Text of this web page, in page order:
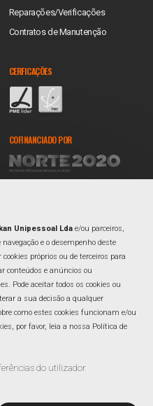
Reparações/Verificações
Contratos de Manutenção
CERFICAÇÕES
COFINANCIADO POR
REDES SOCIAIS
Facebook
Linkedin
Gerir Cookies
Unipessoal Lda e/ou parceiros,
e o desempenho deste
próprios ou de terceiros para
conteúdos e anúncios ou
Pode aceitar todos os cookies ou
a sua decisão a qualquer
como estes cookies funcionam e/ou
por favor, leia a nossa Política de
do utilizador